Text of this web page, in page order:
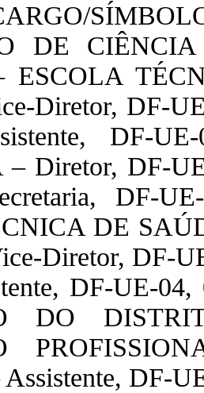
DE
ESCOLA
Diretor, DF-
DF-
Diretor, DF-
DF-
DE
Diretor, DF-
DF-UE-
DO
DF-